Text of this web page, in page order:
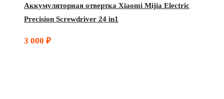
Аккумуляторная отвертка Xiaomi Mijia Electric
Precision Screwdriver 24 in1
3 000 ₽